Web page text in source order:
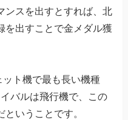
ンスを出すとすれば、北
を出すことで金メダル獲
ト機で最も長い機種
バルは飛行機で、この
いうことです。